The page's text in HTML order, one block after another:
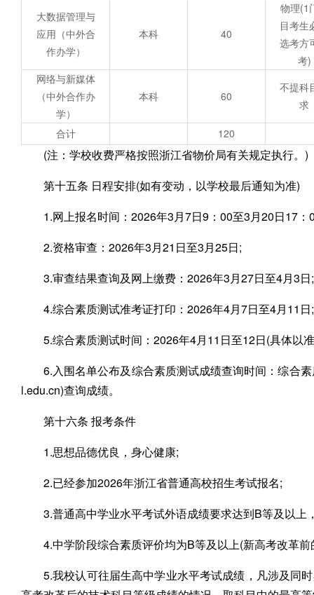
大数据管理与
应用（中外合
作办学）
本科 40
物理(1
目考生
选考方
考)
网络与新媒体
（中外合作办
学）
本科 60
不提科
求
合计 120
(注：学校收费严格按照浙江省物价局有关规定执行。)
第十五条 日程安排(如有变动，以学校最后通知为准)
1.网上报名时间：2026年3月7日9：00至3月20日17：
2.资格审查：2026年3月21日至3月25日;
3.审查结果查询及网上缴费：2026年3月27日至4月3日;
4.综合素质测试准考证打印：2026年4月7日至4月11日;
5.综合素质测试时间：2026年4月11日至12日(具体以
6.入围名单公布及综合素质测试成绩查询时间：综合
l.edu.cn)查询成绩。
第十六条 报考条件
1.思想品德优良，身心健康;
2.已经参加2026年浙江省普通高校招生考试报名;
3.普通高中学业水平考试外语成绩要求达到B等及以上
4.中学阶段综合素质评价均为B等及以上(新高考改革
5.我校认可往届生高中学业水平考试成绩，凡涉及同